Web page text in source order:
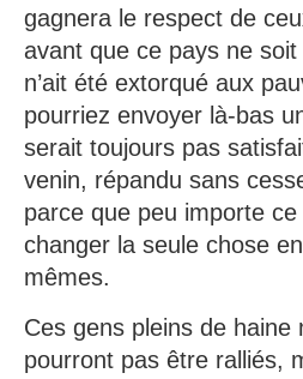
gagnera le respect de
avant que ce pays ne
n’ait été extorqué aux
pourriez envoyer là-bas
serait toujours pas
venin, répandu sans
parce que peu importe
changer la seule chose
mêmes.
Ces gens pleins de
pourront pas être ralliés,